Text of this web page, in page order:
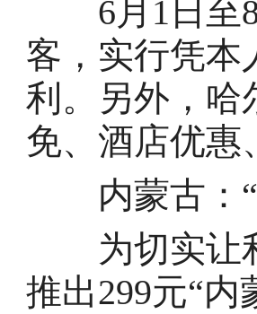
6月1日至8
客，实行凭本
利。另外，哈
免、酒店优惠
内蒙古：“
为切实让利
推出299元“